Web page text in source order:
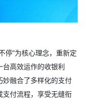
停”为核心理念，重新定
高效运作的收银利
融合了多样化的支付
付流程，享受无缝衔